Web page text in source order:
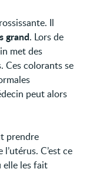
Il
grand. Lors de
met des
Ces colorants se
peut alors
prendre
C’est ce
elle les fait